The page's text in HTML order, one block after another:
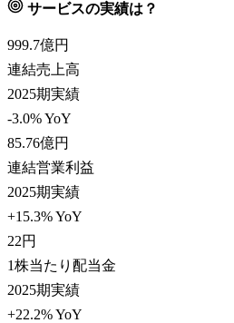
サービスの実績は？
999.7億円
連結売上高
2025期実績
-3.0% YoY
85.76億円
連結営業利益
2025期実績
+15.3% YoY
22円
1株当たり配当金
2025期実績
+22.2% YoY